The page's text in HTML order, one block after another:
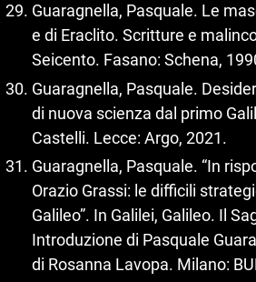
Guaragnella, Pasquale. Le
e di Eraclito. Scritture e
Seicento. Fasano: Schena,
Guaragnella, Pasquale.
di nuova scienza dal primo
Castelli. Lecce: Argo, 2021.
Guaragnella, Pasquale. “In
Orazio Grassi: le difficili
Galileo”. In Galilei, Galileo. Il
Introduzione di Pasquale
di Rosanna Lavopa. Milano: